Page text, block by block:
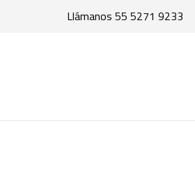
Llámanos 55 5271 9233